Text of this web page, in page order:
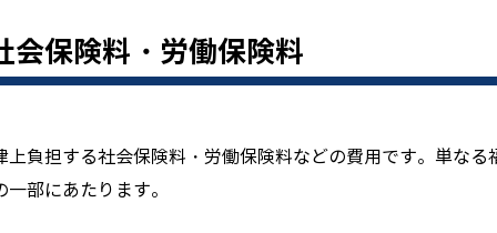
会保険料・労働保険料
負担する社会保険料・労働保険料などの費用です。単なる
部にあたります。